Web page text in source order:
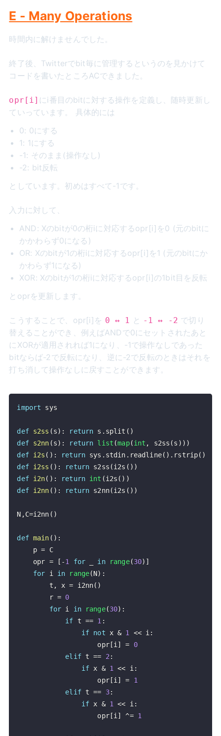
E - Many Operations
時間内に解けませんでした。
終了後、Twitterでbit毎に管理するというのを見かけて
コードを書いたところACできました。
opr[i] にi番目のbitに対する操作を定義し、随時更新し
ていっています。 具体的には
0: 0にする
1: 1にする
-1: そのまま(操作なし)
-2: bit反転
としています。初めはすべて-1です。
入力に対して、
AND: Xのbitが0の桁iに対応するopr[i]を0 (元のbitに
かかわらず0になる)
OR: Xのbitが1の桁iに対応するopr[i]を1 (元のbitにか
かわらず1になる)
XOR: Xのbitが1の桁iに対応するopr[i]の1bit目を反転
とoprを更新します。
こうすることで、opr[i]を 0 ↔ 1 と -1 ↔ -2 で切り
替えることができ、例えばANDで0にセットされたあと
にXORが適用されれば1になり、-1で操作なしであった
bitならば-2で反転になり、逆に-2で反転のときはそれを
打ち消して操作なしに戻すことができます。
import
def s2ss (s) : return s . split ( )
def s2nn (s) : return list (map(int , s2ss (s ) ) )
def i2s ( ) : return sys . stdin . readline( ) . rstrip( )
def i2ss ( ) : return s2ss (i2s ( ) )
def i2n( ) : return int (i2s ( ) )
def i2nn ( ) : return s2nn(i2s ( ) )
N ,C=i2nn ( )
def main ( ) :
    p
=
C
    opr
= [ -1 for _ in range(30) ]
for i in range(N) :
        t
, x = i2nn( )
        r
= 0
for i in range(30) :
if t == 1 :
if not x & 1 << i:
                    opr
[i] =
0
elif t == 2:
if x & 1 << i:
                    opr
[i] =
1
elif t == 3:
if x & 1 << i:
                    opr
[i] ^= 1